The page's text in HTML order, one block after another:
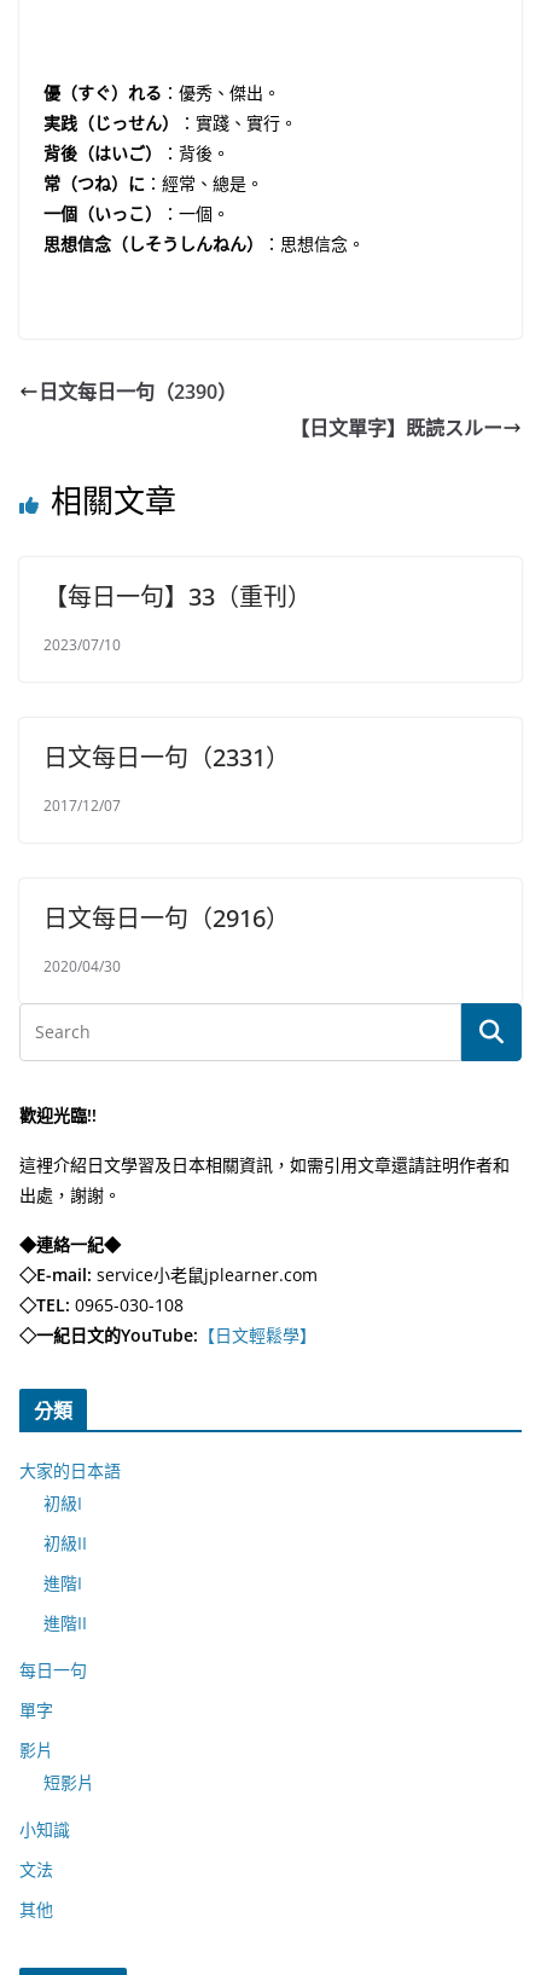
優（すぐ）れる ：優秀、傑出。
実践（じっせん）
：實踐、實行。
背後（はいご）
：背後。
常（つね）に ：經常、總是。
一個（いっこ）
：一個。
思想信念（しそうしんねん）
：思想信念。
日文每日一句（2390）
【日文單字】既読スルー
相關文章
【每日一句】33（重刊）
2023/07/10
日文每日一句（2331）
2017/12/07
日文每日一句（2916）
2020/04/30
歡迎光臨!!
這裡介紹日文學習及日本相關資訊，如需引用文章還請註明作者和
出處，謝謝。
◆連絡一紀◆
◇E-mail: service小老鼠jplearner.com
◇TEL: 0965-030-108
◇一紀日文的YouTube: 【日文輕鬆學】
分類
大家的日本語
初級I
初級II
進階I
進階II
每日一句
單字
影片
短影片
小知識
文法
其他